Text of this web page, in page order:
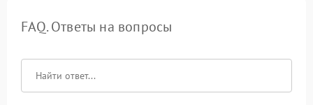
FAQ. Ответы на вопросы